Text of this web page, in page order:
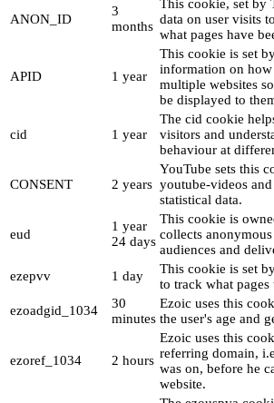
ANON_ID
3
months
This cookie, set by
data on user visits
what pages have
APID 1 year
This cookie is set
information on how
multiple websites
be displayed to
cid 1 year
The cid cookie
visitors and
behaviour at
CONSENT 2 years
YouTube sets this
youtube-videos
statistical data.
eud
1 year
24 days
This cookie is
collects
audiences and
ezepvv
1 day
This cookie is set
to track what pages
ezoadgid_1034
30
minutes
Ezoic uses this
the user's age and
ezoref_1034 2 hours
Ezoic uses this
referring domain,
was on, before he
website.